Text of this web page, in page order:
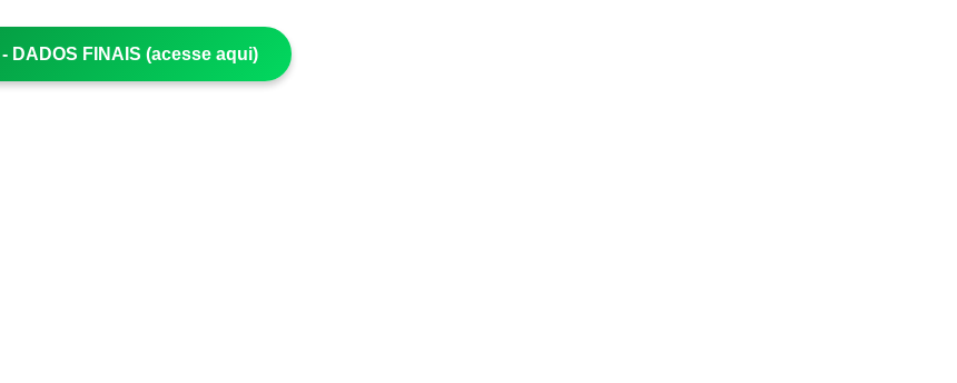
DADOS FINAIS (acesse aqui)